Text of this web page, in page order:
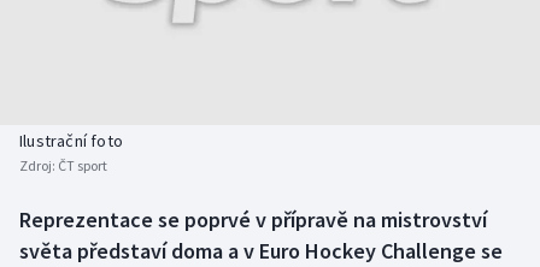
Baseball a softbal
Biatlon
Box
Aplikace ČT sport
Ilustrační foto
Zdroj: ČT sport
Reprezentace se poprvé v přípravě na mistrovství
světa představí doma a v Euro Hockey Challenge se